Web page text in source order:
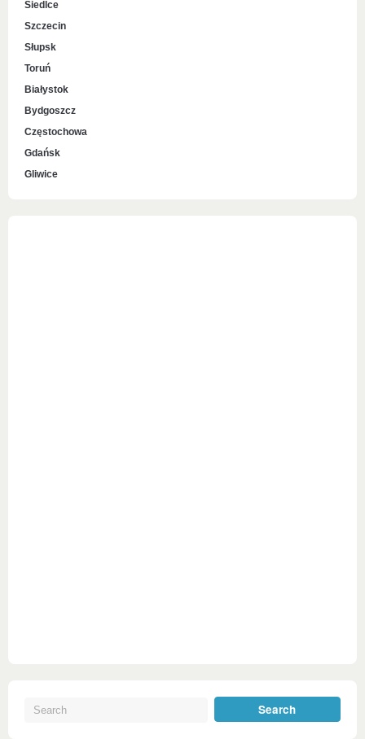
Siedlce
Szczecin
Słupsk
Toruń
Białystok
Bydgoszcz
Częstochowa
Gdańsk
Gliwice